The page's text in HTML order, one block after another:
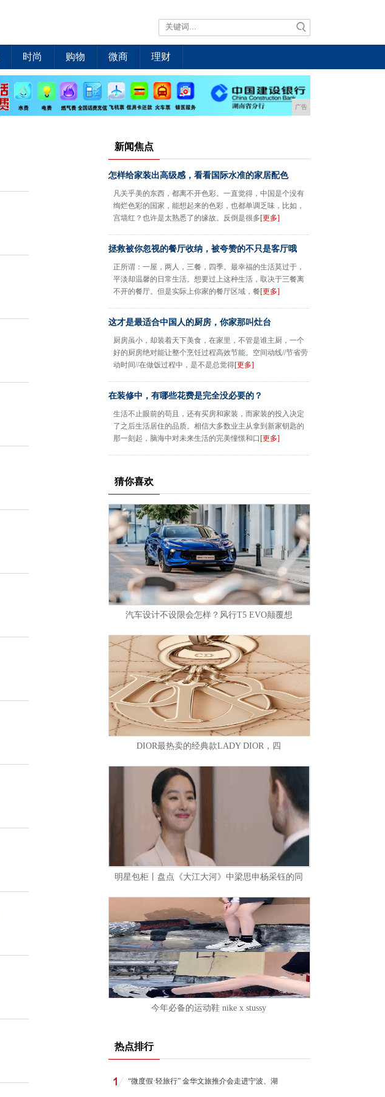
时尚 购物 微商 理财
广告
新闻焦点
怎样给家装出高级感，看看国际水准的家居配色
凡关乎美的东西，都离不开色彩。一直觉得，中国是个没有
绚烂色彩的国家，能想起来的色彩，也都单调乏味，比如，
宫墙红？也许是太熟悉了的缘故。反倒是很多[更多]
拯救被你忽视的餐厅收纳，被夸赞的不只是客厅哦
正所谓：一屋，两人，三餐，四季。最幸福的生活莫过于，
平淡却温馨的日常生活。想要过上这种生活，取决于三餐离
不开的餐厅。但是实际上你家的餐厅区域，餐[更多]
这才是最适合中国人的厨房，你家那叫灶台
厨房虽小，却装着天下美食，在家里，不管是谁主厨，一个
好的厨房绝对能让整个烹饪过程高效节能。空间动线//节省劳
动时间//在做饭过程中，是不是总觉得[更多]
在装修中，有哪些花费是完全没必要的？
生活不止眼前的苟且，还有买房和家装，而家装的投入决定
了之后生活居住的品质。相信大多数业主从拿到新家钥匙的
那一刻起，脑海中对未来生活的完美憧憬和口 [更多]
猜你喜欢
汽车设计不设限会怎样？风行T5 EVO颠覆想
DIOR最热卖的经典款LADY DIOR，四
明星包柜丨盘点《大江大河》中梁思申杨采钰的同
今年必备的运动鞋 nike x stussy
热点排行
“微度假·轻旅行” 金华文旅推介会走进宁波、湖